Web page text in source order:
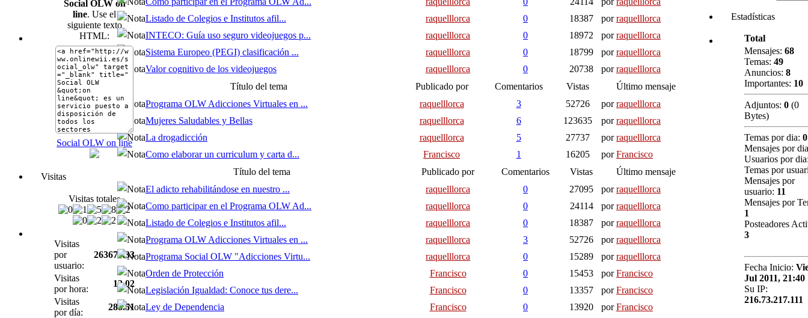
Social OLW on
line. Use el
siguiente texto
HTML:
Social OLW on line
Visitas
Visitas totales
Visitas
por
usuario:
263670.33
Visitas
por hora:
12.02
Visitas
por día:
288.51
Listado de Colegios e Institutos afil...
raquelllorca 0 18387 porraquelllorca
INTECO: Guía uso seguro videojuegos p...
raquelllorca 0 18972 porraquelllorca
Sistema Europeo (PEGI) clasificación ...
raquelllorca 0 18799 porraquelllorca
Valor cognitivo de los videojuegos
raquelllorca 0 20738 porraquelllorca
Título del tema
Publicado por Comentarios Vistas
Último mensaje
Programa OLW Adicciones Virtuales en ...
raquelllorca 3 52726 porraquelllorca
Mujeres Saludables y Bellas
raquelllorca 6 123635 porraquelllorca
La drogadicción
raquelllorca 5 27737 porraquelllorca
Como elaborar un curriculum y carta d...
Francisco 1 16205 porFrancisco
Título del tema
Publicado por Comentarios Vistas
Último mensaje
El adicto rehabilitándose en nuestro ...
raquelllorca 0 27095 porraquelllorca
Como participar en el Programa OLW Ad...
raquelllorca 0 24114 porraquelllorca
Listado de Colegios e Institutos afil...
raquelllorca 0 18387 porraquelllorca
Programa OLW Adicciones Virtuales en ...
raquelllorca 3 52726 porraquelllorca
Programa Social OLW "Adicciones Virtu...
raquelllorca 0 15289 porraquelllorca
Orden de Protección
Francisco 0 15453 porFrancisco
Legislación Igualdad: Conoce tus dere...
Francisco 0 13357 porFrancisco
Ley de Dependencia
Francisco 0 13920 porFrancisco
Estadísticas
Total
Mensajes: 68
Temas: 49
Anuncios: 8
Importantes: 10
Adjuntos: 0 (0
Bytes)
Temas por dia: 0
Mensajes por
Usuarios por
Temas por
Mensajes por
usuario: 11
Mensajes por
1
Posteadores
3
Fecha Inicio:
Jul 2011, 21:40
Su IP:
216.73.217.111